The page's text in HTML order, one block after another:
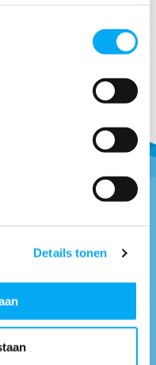
Details tonen
tot 17:00 uur